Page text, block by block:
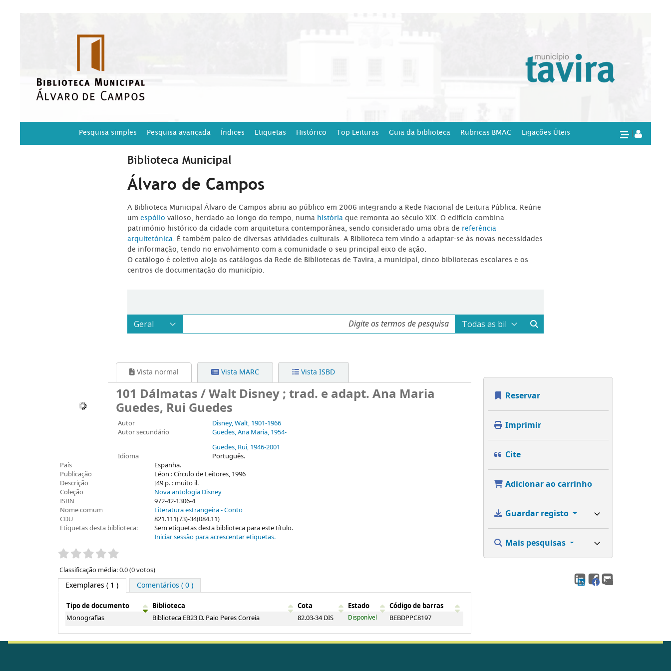
Pesquisa simples Pesquisa avançada Índices Etiquetas Histórico Top Leituras Guia da biblioteca Rubricas BMAC Ligações Úteis
Biblioteca Municipal
Álvaro de Campos
A Biblioteca Municipal Álvaro de Campos abriu ao público em 2006 integrando a Rede Nacional de Leitura Pública. Reúne
um espólio valioso, herdado ao longo do tempo, numa história que remonta ao século XIX. O edifício combina
património histórico da cidade com arquitetura contemporânea, sendo considerado uma obra de referência
arquitetónica . É também palco de diversas atividades culturais. A Biblioteca tem vindo a adaptar-se às novas necessidades
de informação, tendo no envolvimento com a comunidade o seu principal eixo de ação.
O catálogo é coletivo aloja os catálogos da Rede de Bibliotecas de Tavira, a municipal, cinco bibliotecas escolares e os
centros de documentação do município.
Vista normal Vista MARC Vista ISBD
101 Dálmatas / Walt Disney ; trad. e adapt. Ana Maria
Guedes, Rui Guedes
Autor Disney, Walt, 1901-1966
Autor secundário
Guedes, Ana Maria, 1954-
Guedes, Rui, 1946-2001
Idioma
Português.
País
Espanha.
Publicação
Léon : Círculo de Leitores, 1996
Descrição
[49 p. : muito il.
Coleção
Nova antologia Disney
ISBN
972-42-1306-4
Nome comum
Literatura estrangeira - Conto
CDU
821.111(73)-34(084.11)
Etiquetas desta biblioteca:
Sem etiquetas desta biblioteca para este título.
Iniciar sessão para acrescentar etiquetas.
Pontuação
Classificação média: 0.0 (0 votos)
Exemplares ( 1 ) Comentários ( 0 )
Exemplares
Tipo de documento Biblioteca Cota Estado
Código de barras
Monografias
Biblioteca EB23 D. Paio Peres Correia 82.03-34 DIS Disponível BEBDPPC8197
Reservar
Imprimir
Cite
Adicionar ao carrinho
Guardar registo
Mais pesquisas